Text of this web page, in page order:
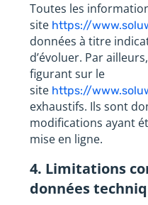
Toutes les
site https://
données à titre
d’évoluer. Par
figurant sur le
site https://
exhaustifs. Ils sont
modifications ayant
mise en ligne.
4. Limitations
données